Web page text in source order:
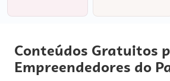
Conteúdos Gratuitos
Empreendedores do